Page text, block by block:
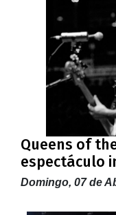
Queens of
espectáculo
Domingo, 07 de